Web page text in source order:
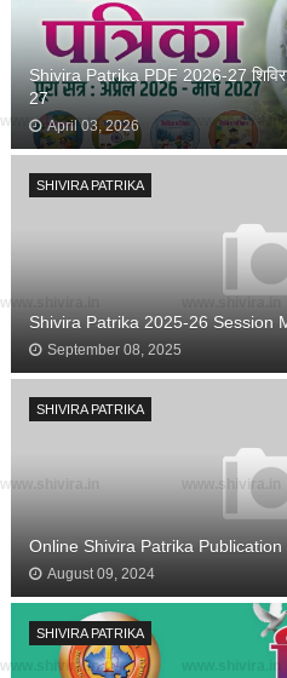
Shivira Patrika PDF 2026-27
27
April 03, 2026
SHIVIRA PATRIKA
Shivira Patrika 2025-26 Session
September 08, 2025
SHIVIRA PATRIKA
Online Shivira Patrika Publication
August 09, 2024
SHIVIRA PATRIKA
www.shivira.in
www.shivira.in
www.shivira.in
www.shivira.in
www.shivira.in
www.shivira.in
www.shivira.in
www.shivira.in